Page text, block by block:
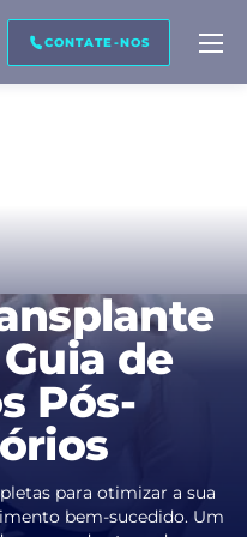
CONTATE-NOS
de
Pós-
para otimizar a sua
bem-sucedido. Um
IMAGEM